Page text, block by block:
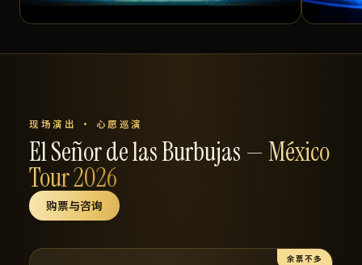
现场演出 · 心愿巡演
El Señor de las Burbujas —México
Tour 2026
购票与咨询
余票不多